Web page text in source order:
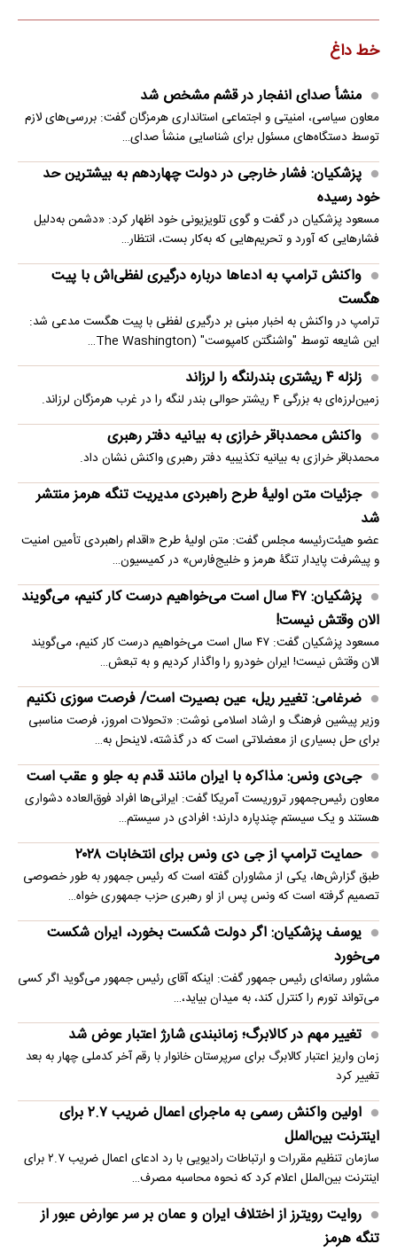
خط داغ
منشأ صدای انفجار در قشم مشخص شد
معاون سیاسی، امنیتی و اجتماعی استانداری هرمزگان گفت: بررسی‌های لازم
توسط دستگاه‌های مسئول برای شناسایی منشأ صدای…
پزشکیان: فشار خارجی در دولت چهاردهم به بیشترین حد
خود رسیده
مسعود پزشکیان در گفت و گوی تلویزیونی خود اظهار کرد: «دشمن به‌دلیل
فشارهایی که آورد و تحریم‌هایی که به‌کار بست، انتظار…
واکنش ترامپ به ادعاها درباره درگیری لفظی‌اش با پیت
هگست
ترامپ در واکنش به اخبار مبنی بر درگیری لفظی با پیت هگست مدعی شد:
این شایعه توسط "واشنگتن کامپوست" (The Washington…
زلزله ۴ ریشتری بندرلنگه را لرزاند
زمین‌لرزه‌ای به بزرگی ۴ ریشتر حوالی بندر لنگه را در غرب هرمزگان لرزاند.
واکنش محمدباقر خرازی به بیانیه دفتر رهبری
محمدباقر خرازی به بیانیه تکذیبیه دفتر رهبری واکنش نشان داد.
جزئیات متن اولیۀ طرح راهبردی مدیریت تنگه هرمز منتشر
شد
عضو هیئت‌رئیسه مجلس گفت: متن اولیۀ طرح «اقدام راهبردی تأمین امنیت
و پیشرفت پایدار تنگۀ هرمز و خلیج‌فارس» در کمیسیون…
پزشکیان: ۴۷ سال است می‌خواهیم درست کار کنیم، می‌گویند
الان وقتش نیست!
مسعود پزشکیان گفت: ۴۷ سال است می‌خواهیم درست کار کنیم، می‌گویند
الان وقتش نیست! ایران خودرو را واگذار کردیم و به تبعش…
ضرغامی: تغییر ریل، عین بصیرت است/ فرصت سوزی نکنیم
وزیر پیشین فرهنگ و ارشاد اسلامی نوشت: «تحولات امروز، فرصت مناسبی
برای حل بسیاری از معضلاتی‌ است که در گذشته، لاینحل به…
جی‌دی ونس: مذاکره با ایران مانند قدم به جلو و عقب است
معاون رئیس‌جمهور تروریست آمریکا گفت: ایرانی‌ها افراد فوق‌العاده دشواری
هستند و یک سیستم چندپاره دارند؛ افرادی در سیستم…
حمایت ترامپ از جی دی ونس برای انتخابات ۲۰۲۸
طبق گزارش‌ها، یکی از مشاوران گفته است که رئیس جمهور به طور خصوصی
تصمیم گرفته است که ونس پس از او رهبری حزب جمهوری خواه…
یوسف پزشکیان: اگر دولت شکست بخورد، ایران شکست
می‌خورد
مشاور رسانه‌ای رئیس جمهور گفت: اینکه آقای رئیس جمهور می‌گوید اگر کسی
می‌تواند تورم را کنترل کند، به میدان بیاید،…
تغییر مهم در کالابرگ؛ زمانبندی‌ شارژ اعتبار عوض شد
زمان واریز اعتبار کالابرگ برای سرپرستان خانوار با رقم آخر کدملی چهار به بعد
تغییر کرد
اولین واکنش رسمی به ماجرای اعمال ضریب ۲.۷ برای
اینترنت بین‌الملل
سازمان تنظیم مقررات و ارتباطات رادیویی با رد ادعای اعمال ضریب ۲.۷ برای
اینترنت بین‌الملل اعلام کرد که نحوه محاسبه مصرف…
روایت رویترز از اختلاف ایران و عمان بر سر عوارض عبور از
تنگه هرمز